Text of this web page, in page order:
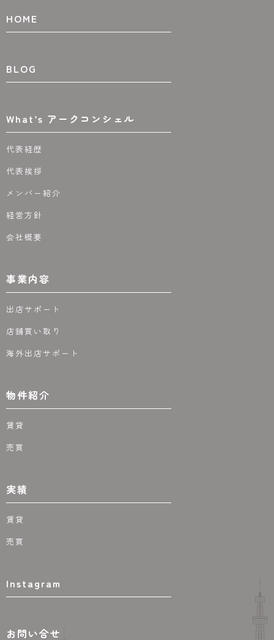
HOME
BLOG
What’s アークコンシェル
代表経歴
代表挨拶
メンバー紹介
経営方針
会社概要
事業内容
出店サポート
店舗買い取り
海外出店サポート
物件紹介
賃貸
売買
実績
賃貸
売買
Instagram
お問い合せ